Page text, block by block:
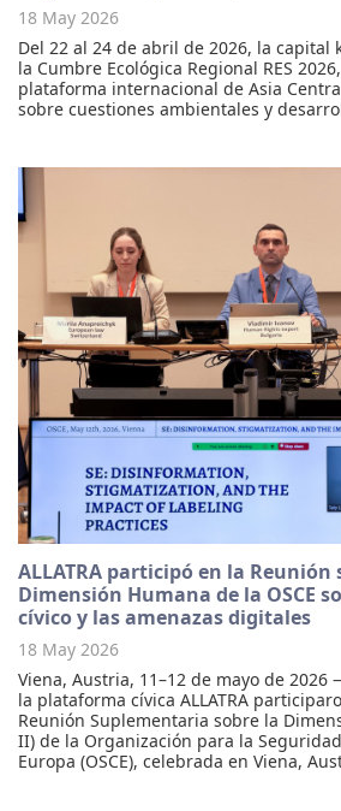
18 May 2026
Del 22 al 24 de abril de 2026, la capital
la Cumbre Ecológica Regional RES
plataforma internacional de Asia
sobre cuestiones ambientales y
ALLATRA participó en la Reunión
Dimensión Humana de la OSCE
cívico y las amenazas digitales
18 May 2026
Viena, Austria, 11–12 de mayo de
la plataforma cívica ALLATRA
Reunión Suplementaria sobre la
II) de la Organización para la
Europa (OSCE), celebrada en Viena,